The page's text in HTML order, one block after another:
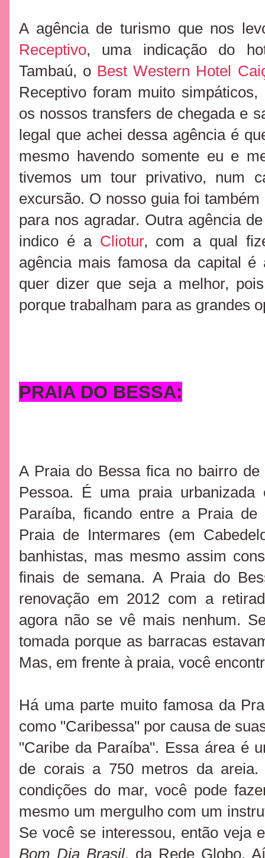
A agência de turismo que nos
Receptivo, uma indicação do
Tambaú, o Best Western Hotel
Receptivo foram muito
os nossos transfers de chegada e
legal que achei dessa agência é
mesmo havendo somente eu e
tivemos um tour privativo, num
excursão. O nosso guia foi
para nos agradar. Outra agência
indico é a Cliotur, com a qual
agência mais famosa da capital
quer dizer que seja a melhor,
porque trabalham para as grandes
PRAIA DO BESSA:
A Praia do Bessa fica no bairro
Pessoa. É uma praia
Paraíba, ficando entre a Praia
Praia de Intermares (em
banhistas, mas mesmo assim
finais de semana. A Praia do
renovação em 2012 com a
agora não se vê mais nenhum.
tomada porque as barracas
Mas, em frente à praia, você
Há uma parte muito famosa da
como "Caribessa" por causa de
"Caribe da Paraíba". Essa área é
de corais a 750 metros da areia.
condições do mar, você pode
mesmo um mergulho com um
Se você se interessou, então veja
Bom Dia Brasil, da Rede Globo.